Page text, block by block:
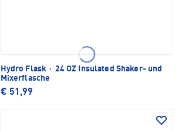
Hydro Flask · 24 OZ Insulated Shaker- und
Mixerflasche
€ 51,99